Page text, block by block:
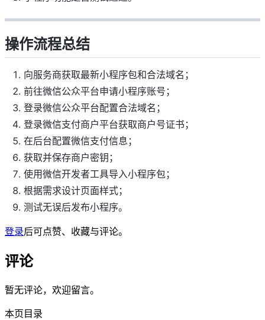
操作流程总结
向服务商获取最新小程序包和合法域名；
前往微信公众平台申请小程序账号；
登录微信公众平台配置合法域名；
登录微信支付商户平台获取商户号证书；
在后台配置微信支付信息；
获取并保存商户密钥；
使用微信开发者工具导入小程序包；
根据需求设计页面样式；
测试无误后发布小程序。
登录后可点赞、收藏与评论。
评论
暂无评论，欢迎留言。
本页目录